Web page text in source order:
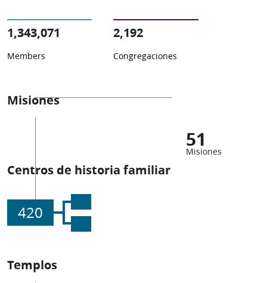
1,343,071
Members
2,192
Congregaciones
Misiones
51
Misiones
Centros de historia familiar
420
Templos